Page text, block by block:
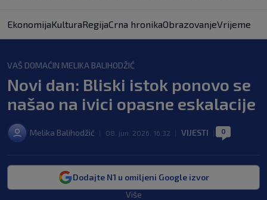
EkonomijaKulturaRegijaCrna hronikaObrazovanjeVrijeme
VAŠ DOMAĆIN MELIKA BALIHODŽIĆ
Novi dan: Bliski istok ponovo se
našao na ivici opasne eskalacije
Melika Balihodžić 08. jun. 2026. 16:32 VIJESTI 0
Dodajte N1 u omiljeni Google izvor
Više